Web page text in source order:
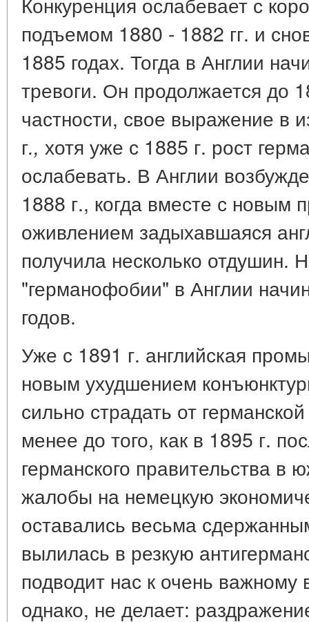
подъемом 1880 - 1882 гг. и
1885 годах. Тогда в Англии
тревоги. Он продолжается до
частности, свое выражение в
г., хотя уже с 1885 г. рост
ослабевать. В Англии
1888 г., когда вместе с
оживлением задыхавшаяся
получила несколько отдушин.
"германофобии" в Англии
годов.
Уже с 1891 г. английская
новым ухудшением
сильно страдать от
менее до того, как в 1895 г.
германского правительства в
жалобы на немецкую
оставались весьма
вылилась в резкую
подводит нас к очень
однако, не делает: